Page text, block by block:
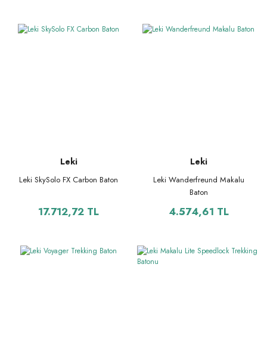
Leki
Leki SkySolo FX Carbon Baton
17.712,72 TL
Leki
Leki Wanderfreund Makalu
Baton
4.574,61 TL